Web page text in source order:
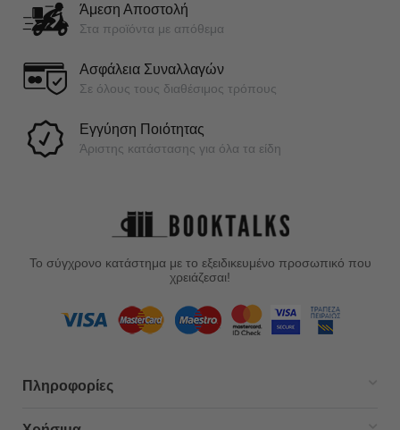
Άμεση Αποστολή
Στα προϊόντα με απόθεμα
Ασφάλεια Συναλλαγών
Σε όλους τους διαθέσιμος τρόπους
Εγγύηση Ποιότητας
Άριστης κατάστασης για όλα τα είδη
Το σύγχρονο κατάστημα με το εξειδικευμένο προσωπικό που
χρειάζεσαι!
Πληροφορίες